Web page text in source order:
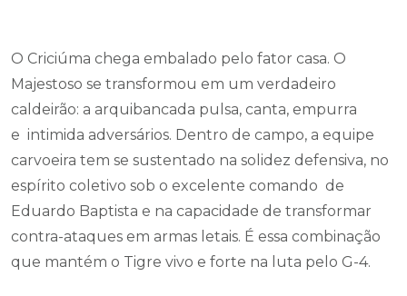
O Criciúma chega embalado pelo fator casa. O
Majestoso se transformou em um verdadeiro
caldeirão: a arquibancada pulsa, canta, empurra
e intimida adversários. Dentro de campo, a equipe
carvoeira tem se sustentado na solidez defensiva, no
espírito coletivo sob o excelente comando de
Eduardo Baptista e na capacidade de transformar
contra-ataques em armas letais. É essa combinação
que mantém o Tigre vivo e forte na luta pelo G-4.